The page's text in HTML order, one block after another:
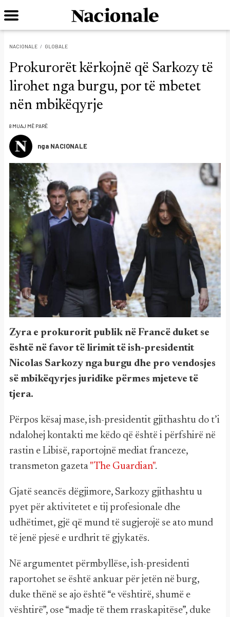
NACIONALE GLOBALE
Prokurorët kërkojnë që Sarkozy të
lirohet nga burgu, por të mbetet
nën mbikëqyrje
8 MUAJ MË PARË
nga NACIONALE
Zyra e prokurorit publik në Francë duket se
është në favor të lirimit të ish-presidentit
Nicolas Sarkozy nga burgu dhe pro vendosjes
së mbikëqyrjes juridike përmes mjeteve të
tjera.
Përpos kësaj mase, ish-presidentit gjithashtu do t’i
ndalohej kontakti me këdo që është i përfshirë në
rastin e Libisë, raportojnë mediat franceze,
transmeton gazeta "The Guardian".
Gjatë seancës dëgjimore, Sarkozy gjithashtu u
pyet për aktivitetet e tij profesionale dhe
udhëtimet, gjë që mund të sugjerojë se ato mund
të jenë pjesë e urdhrit të gjykatës.
Në argumentet përmbyllëse, ish-presidenti
raportohet se është ankuar për jetën në burg,
duke thënë se ajo është “e vështirë, shumë e
vështirë”, ose “madje të them rraskapitëse”, duke